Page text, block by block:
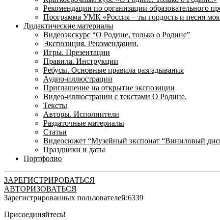
Рекомендации по организации образовательного
Программа УМК «Россия – ты гордость и песня
Дидактические материалы
Видеоэкскурс “О Родине, только о Родине”
Экспозиция. Рекомендации.
Игры. Презентации
Правила. Инструкции
Ребусы. Основные правила разгадывания
Аудио-иллюстрации
Приглашение на открытие экспозиции
Видео-иллюстрации с текстами О Родине.
Тексты
Авторы. Исполнители
Раздаточные материалы
Статьи
Видеосюжет “Музейный экспонат “Виниловый
Праздники и даты
Портфолио
ЗАРЕГИСТРИРОВАТЬСЯ
АВТОРИЗОВАТЬСЯ
Зарегистрированных пользователей:6339
Присоединяйтесь!